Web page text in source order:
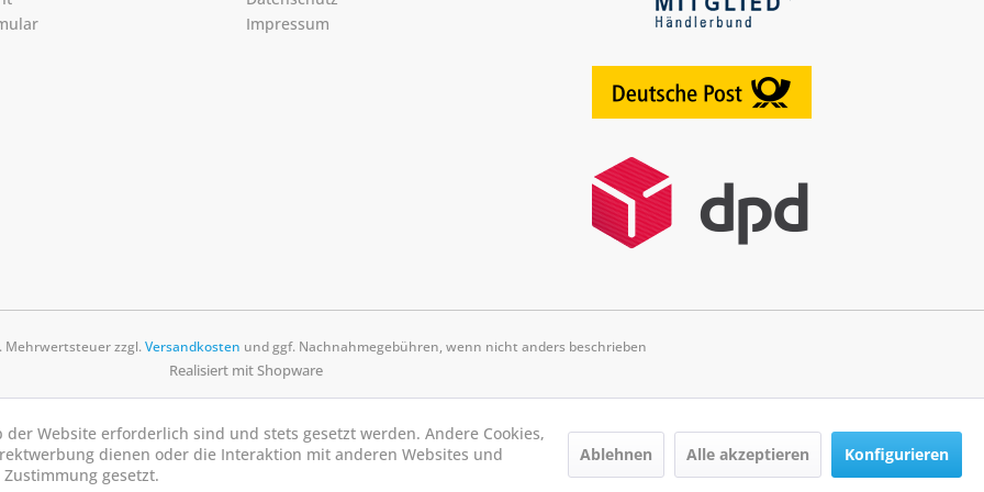
Impressum
Mehrwertsteuer zzgl.Versandkosten und ggf. Nachnahmegebühren, wenn nicht anders beschrieben
Realisiert mit Shopware
Website erforderlich sind und stets gesetzt werden. Andere Cookies,
dienen oder die Interaktion mit anderen Websites und
gesetzt.
Ablehnen Alle akzeptieren Konfigurieren